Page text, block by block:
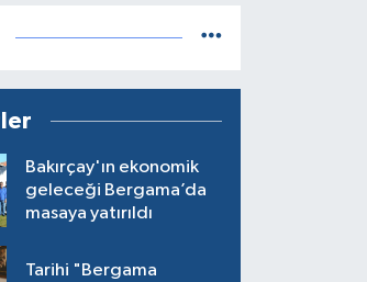
Bakırçay'ın ekonomik
geleceği Bergama’da
masaya yatırıldı
Tarihi "Bergama